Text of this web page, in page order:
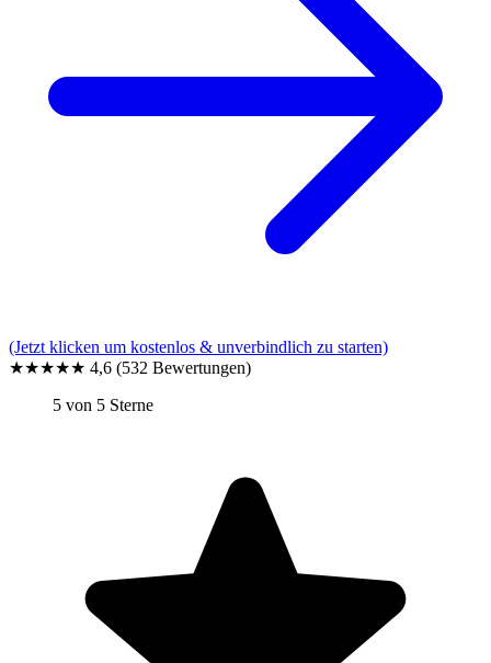
(Jetzt klicken um kostenlos & unverbindlich zu starten)
★★★★★ 4,6 (532 Bewertungen)
5 von 5 Sterne